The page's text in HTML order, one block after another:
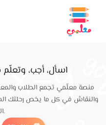
اسأل، أجب،
منصة معلّمي تجمع الطلاب
والنقاش في كل ما يخص رحلتك
الميزات.